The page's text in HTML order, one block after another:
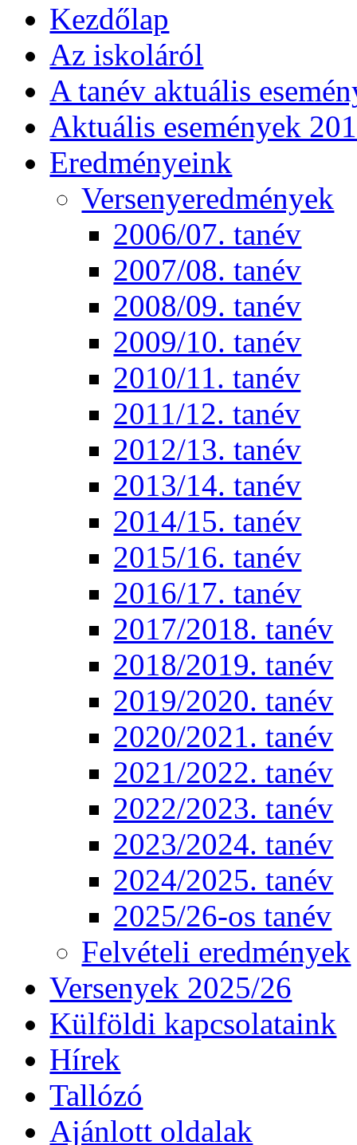
Kezdőlap
Az iskoláról
A tanév aktuális
Aktuális események
Eredményeink
Versenyeredmények
2006/07. tanév
2007/08. tanév
2008/09. tanév
2009/10. tanév
2010/11. tanév
2011/12. tanév
2012/13. tanév
2013/14. tanév
2014/15. tanév
2015/16. tanév
2016/17. tanév
2017/2018. tanév
2018/2019. tanév
2019/2020. tanév
2020/2021. tanév
2021/2022. tanév
2022/2023. tanév
2023/2024. tanév
2024/2025. tanév
2025/26-os tanév
Felvételi eredmények
Versenyek 2025/26
Külföldi kapcsolataink
Hírek
Tallózó
Ajánlott oldalak